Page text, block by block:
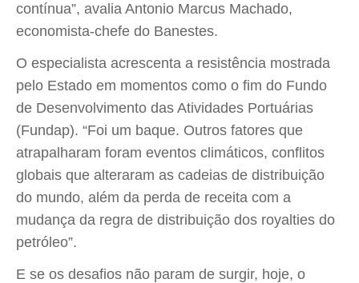
contínua”, avalia Antonio Marcus Machado,
economista-chefe do Banestes.
O especialista acrescenta a resistência mostrada
pelo Estado em momentos como o fim do Fundo
de Desenvolvimento das Atividades Portuárias
(Fundap). “Foi um baque. Outros fatores que
atrapalharam foram eventos climáticos, conflitos
globais que alteraram as cadeias de distribuição
do mundo, além da perda de receita com a
mudança da regra de distribuição dos royalties do
petróleo”.
E se os desafios não param de surgir, hoje, o